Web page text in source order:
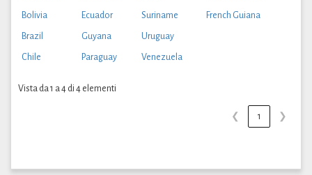
Bolivia Ecuador Suriname French Guiana
Brazil Guyana Uruguay
Chile Paraguay Venezuela
Vista da 1 a 4 di 4 elementi
❮ 1 ❯